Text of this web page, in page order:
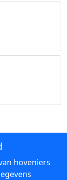
hoveniers